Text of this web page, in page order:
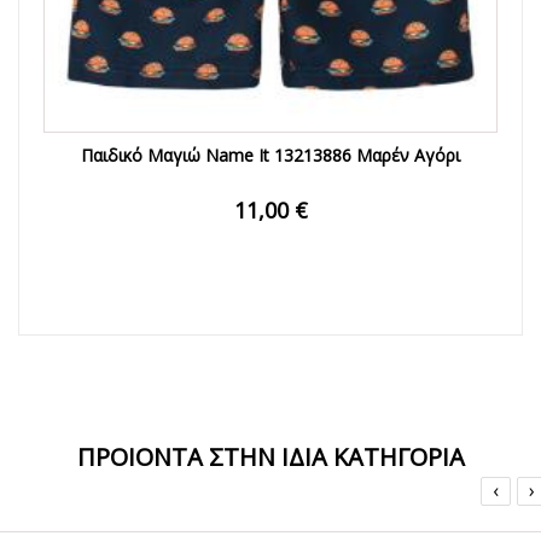
Παιδικό Μαγιώ Name It 13213886 Μαρέν Αγόρι
11,00 €
ΠΡΟΙΟΝΤΑ ΣΤΗΝ ΙΔΙΑ ΚΑΤΗΓΟΡΙΑ
‹ ›